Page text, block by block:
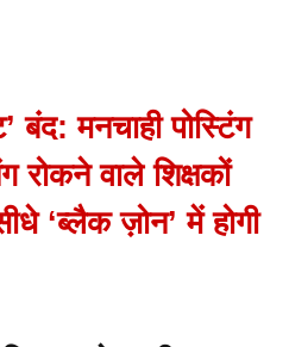
बंद: मनचाही पोस्टिंग
रोकने वाले शिक्षकों
‘ब्लैक ज़ोन’ में होगी